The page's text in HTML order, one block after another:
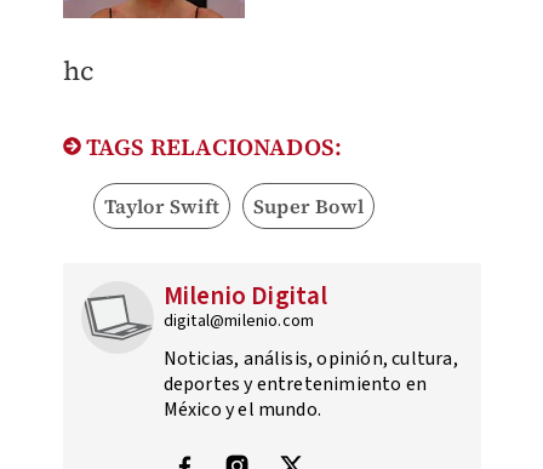
hc
TAGS RELACIONADOS:
Taylor Swift Super Bowl
Milenio Digital
digital@milenio.com
Noticias, análisis, opinión, cultura,
deportes y entretenimiento en
México y el mundo.